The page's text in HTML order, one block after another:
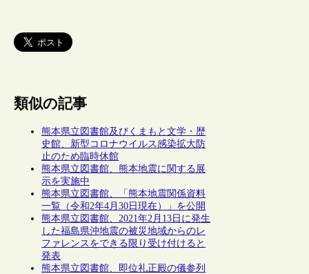
類似の記事
熊本県立図書館及びくまもと文学・歴
史館、新型コロナウイルス感染拡大防
止のため臨時休館
熊本県立図書館、熊本地震に関する展
示を実施中
熊本県立図書館、「熊本地震関係資料
一覧（令和2年4月30日現在）」を公開
熊本県立図書館、2021年2月13日に発生
した福島県沖地震の被災地域からのレ
ファレンスをできる限り受け付けると
発表
熊本県立図書館、即位礼正殿の儀参列